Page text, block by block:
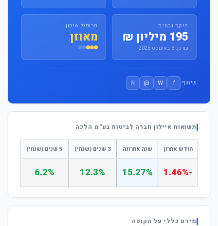
היקף נכסים
195 מיליון ₪
עודכן: 8 באוגוסט 2026
פרופיל סיכון
מאוזן
שיתוף: f
W
@
⎘
תשואות איילון חברה לביטוח בע"מ הלכה
חודש אחרון שנה אחרונה 3 שנים (שנתי) 5 שנים (שנתי)
-1.46%
15.27%
12.3%
6.2%
מידע כללי על הקופה